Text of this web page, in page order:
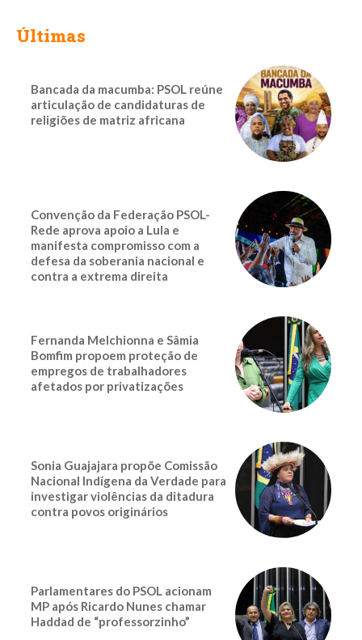
Últimas
Bancada da macumba: PSOL reúne
articulação de candidaturas de
religiões de matriz africana
Convenção da Federação PSOL-
Rede aprova apoio a Lula e
manifesta compromisso com a
defesa da soberania nacional e
contra a extrema direita
Fernanda Melchionna e Sâmia
Bomfim propoem proteção de
empregos de trabalhadores
afetados por privatizações
Sonia Guajajara propõe Comissão
Nacional Indígena da Verdade para
investigar violências da ditadura
contra povos originários
Parlamentares do PSOL acionam
MP após Ricardo Nunes chamar
Haddad de “professorzinho”